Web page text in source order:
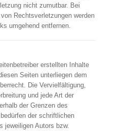
nicht zumutbar. Bei
Rechtsverletzungen werden
umgehend entfernen.
erstellten Inhalte
Seiten unterliegen dem
Die Vervielfältigung,
und jede Art der
der Grenzen des
der schriftlichen
jeweiligen Autors bzw.